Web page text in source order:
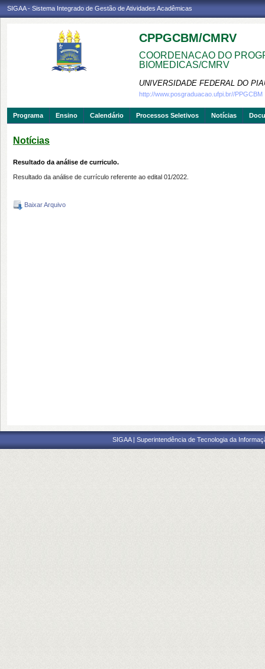
SIGAA - Sistema Integrado de Gestão de Atividades Acadêmicas
CPPGCBM/CMRV
COORDENACAO DO
BIOMEDICAS/CMRV
UNIVERSIDADE FEDERAL DO
http://www.posgraduacao.ufpi.br//PPGCBM
Programa Ensino Calendário Processos Seletivos Notícias
Notícias
Resultado da análise de curriculo.
Resultado da análise de currículo referente ao edital 01/2022.
Baixar Arquivo
SIGAA | Superintendência de Tecnologia da